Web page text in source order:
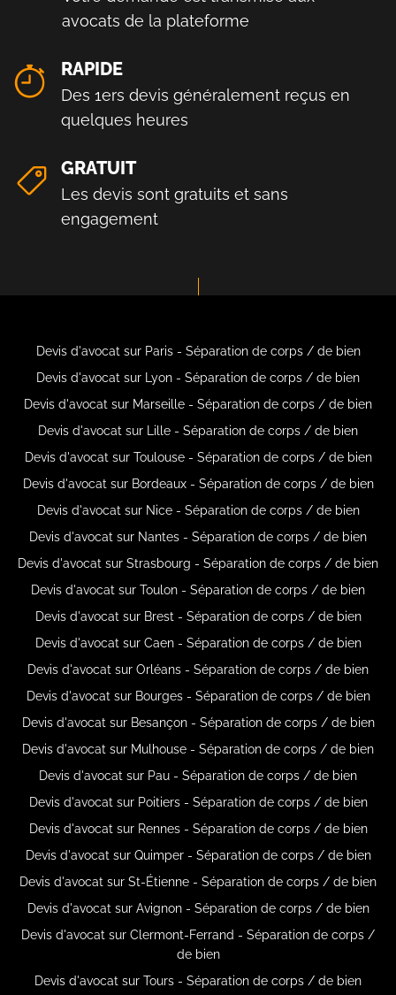
avocats de la plateforme
RAPIDE
Des 1ers devis généralement reçus en
quelques heures
GRATUIT
Les devis sont gratuits et sans
engagement
Devis d'avocat sur Paris - Séparation de corps / de bien
Devis d'avocat sur Lyon - Séparation de corps / de bien
Devis d'avocat sur Marseille - Séparation de corps / de bien
Devis d'avocat sur Lille - Séparation de corps / de bien
Devis d'avocat sur Toulouse - Séparation de corps / de bien
Devis d'avocat sur Bordeaux - Séparation de corps / de bien
Devis d'avocat sur Nice - Séparation de corps / de bien
Devis d'avocat sur Nantes - Séparation de corps / de bien
Devis d'avocat sur Strasbourg - Séparation de corps / de bien
Devis d'avocat sur Toulon - Séparation de corps / de bien
Devis d'avocat sur Brest - Séparation de corps / de bien
Devis d'avocat sur Caen - Séparation de corps / de bien
Devis d'avocat sur Orléans - Séparation de corps / de bien
Devis d'avocat sur Bourges - Séparation de corps / de bien
Devis d'avocat sur Besançon - Séparation de corps / de bien
Devis d'avocat sur Mulhouse - Séparation de corps / de bien
Devis d'avocat sur Pau - Séparation de corps / de bien
Devis d'avocat sur Poitiers - Séparation de corps / de bien
Devis d'avocat sur Rennes - Séparation de corps / de bien
Devis d'avocat sur Quimper - Séparation de corps / de bien
Devis d'avocat sur St-Étienne - Séparation de corps / de bien
Devis d'avocat sur Avignon - Séparation de corps / de bien
Devis d'avocat sur Clermont-Ferrand - Séparation de corps /
de bien
Devis d'avocat sur Tours - Séparation de corps / de bien